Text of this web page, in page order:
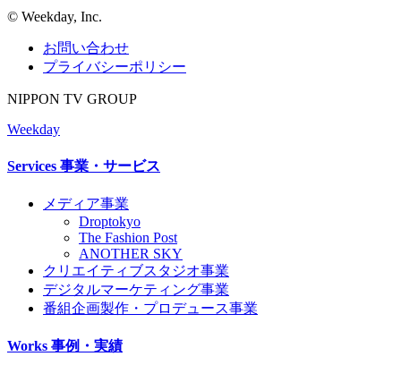
©︎ Weekday, Inc.
お問い合わせ
プライバシーポリシー
NIPPON TV GROUP
Weekday
Services 事業・サービス
メディア事業
Droptokyo
The Fashion Post
ANOTHER SKY
クリエイティブスタジオ事業
デジタルマーケティング事業
番組企画製作・プロデュース事業
Works 事例・実績